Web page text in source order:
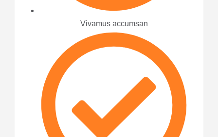
Vivamus accumsan